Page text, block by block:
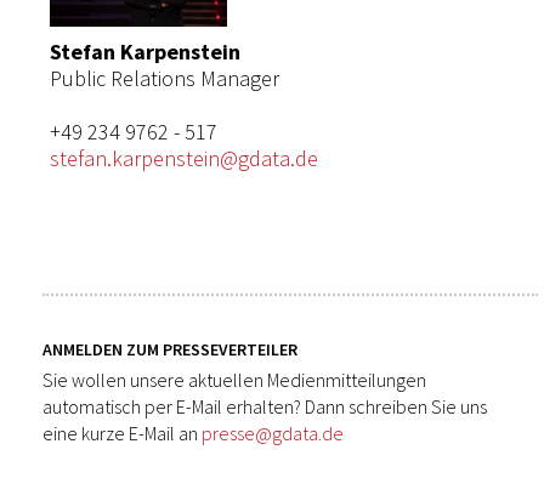
Stefan Karpenstein
Public Relations Manager
+49 234 9762 - 517
stefan.karpenstein@gdata.de
ANMELDEN ZUM PRESSEVERTEILER
Sie wollen unsere aktuellen Medienmitteilungen
automatisch per E-Mail erhalten? Dann schreiben Sie uns
eine kurze E-Mail an presse@gdata.de